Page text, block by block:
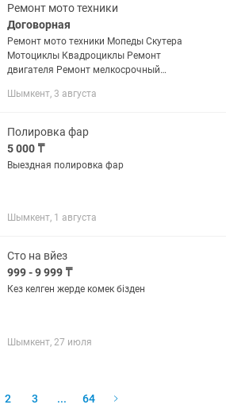
Ремонт мото техники
Договорная
Ремонт мото техники Мопеды Скутера
Мотоциклы Квадроциклы Ремонт
двигателя Ремонт мелкосрочный
регулировка карбюратора
покраска...
Шымкент, 3 августа
Полировка фар
5 000 ₸
Выездная полировка фар
Шымкент, 1 августа
Сто на вйез
999 - 9 999 ₸
Кез келген жерде комек бізден
Шымкент, 27 июля
2 3 ... 64